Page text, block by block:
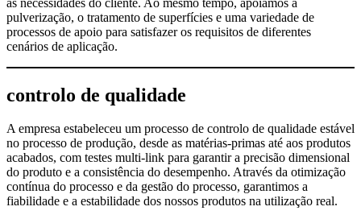
pulverização, o tratamento de superfícies e uma variedade de
processos de apoio para satisfazer os requisitos de diferentes
cenários de aplicação.
controlo de qualidade
A empresa estabeleceu um processo de controlo de qualidade estável
no processo de produção, desde as matérias-primas até aos produtos
acabados, com testes multi-link para garantir a precisão dimensional
do produto e a consistência do desempenho. Através da otimização
contínua do processo e da gestão do processo, garantimos a
fiabilidade e a estabilidade dos nossos produtos na utilização real.